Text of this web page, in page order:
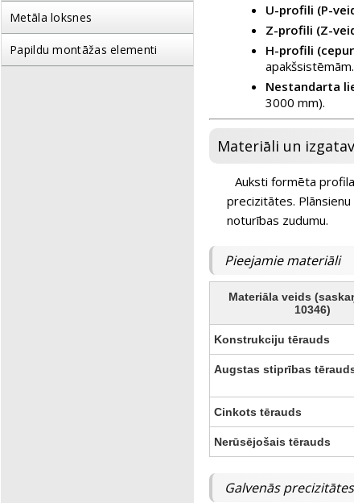
Metāla loksnes
Papildu montāžas elementi
U-profili (P-
Z-profili (Z-
H-profili
apakšsistēmām.
Nestandarta
3000 mm).
Materiāli un
Auksti formēta
precizitātes.
noturības zudumu.
Pieejamie materiāli
Materiāla veids
10346)
Konstrukciju tērauds
Augstas stiprības
Cinkots tērauds
Nerūsējošais tērauds
Galvenās